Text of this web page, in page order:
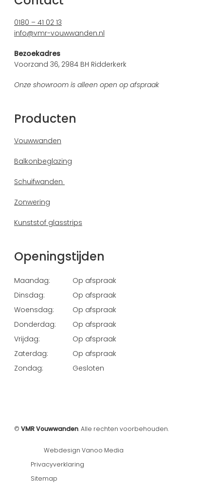
0180 – 41 02 13
info@vmr-vouwwanden.nl
Bezoekadres
Voorzand 36, 2984 BH Ridderkerk
Onze showroom is alleen open op afspraak
Producten
Vouwwanden
Balkonbeglazing
Schuifwanden
Zonwering
Kunststof glasstrips
Openingstijden
Maandag:
Op afspraak
Dinsdag:
Op afspraak
Woensdag:
Op afspraak
Donderdag:
Op afspraak
Vrijdag:
Op afspraak
Zaterdag:
Op afspraak
Zondag:
Gesloten
© VMR Vouwwanden. Alle rechten voorbehouden.
Webdesign Vanoo Media
Privacyverklaring
Sitemap